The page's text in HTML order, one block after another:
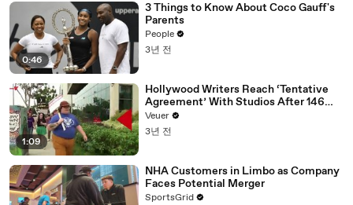
0:46
3 Things to Know About Coco Gauff's
Parents
People
3년 전
1:09
Hollywood Writers Reach ‘Tentative
Agreement’ With Studios After 146
Day Strike
Veuer
3년 전
NHA Customers in Limbo as Company
Faces Potential Merger
SportsGrid